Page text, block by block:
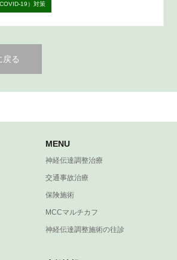
19）対策
戻る
MENU
神経伝達調整治療
交通事故治療
保険施術
MCCマルチカフ
神経伝達調整施術の往診